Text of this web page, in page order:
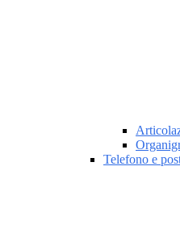
Telefono e